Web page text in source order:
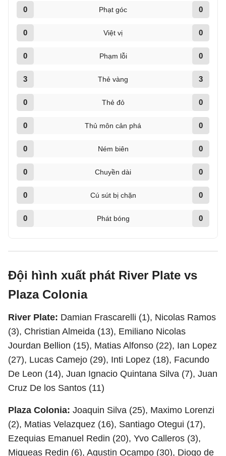
0 Phạt góc 0
0 Việt vị 0
0 Phạm lỗi 0
3 Thẻ vàng 3
0 Thẻ đỏ 0
0 Thủ môn cản phá 0
0 Ném biên 0
0 Chuyền dài 0
0 Cú sút bị chặn 0
0 Phát bóng 0
Đội hình xuất phát River Plate vs
Plaza Colonia
River Plate: Damian Frascarelli (1), Nicolas Ramos
(3), Christian Almeida (13), Emiliano Nicolas
Jourdan Bellion (15), Matias Alfonso (22), Ian Lopez
(27), Lucas Camejo (29), Inti Lopez (18), Facundo
De Leon (14), Juan Ignacio Quintana Silva (7), Juan
Cruz De los Santos (11)
Plaza Colonia: Joaquin Silva (25), Maximo Lorenzi
(2), Matias Velazquez (16), Santiago Otegui (17),
Ezequias Emanuel Redin (20), Yvo Calleros (3),
Miqueas Redin (6), Agustin Ocampo (30), Diogo de